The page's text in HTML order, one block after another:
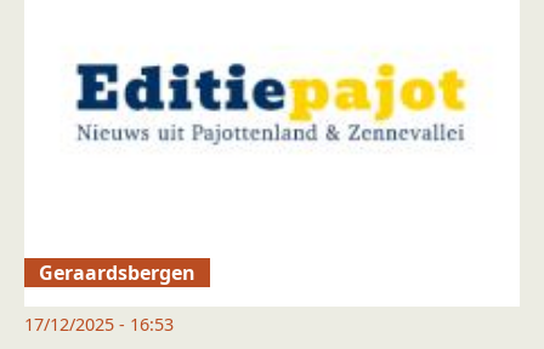
Geraardsbergen
17/12/2025 - 16:53